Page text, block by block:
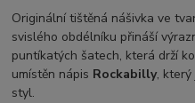
Originální tištěná nášivka ve
svislého obdélníku přináší
puntíkatých šatech, která drží
umístěn nápis Rockabilly, který
styl.